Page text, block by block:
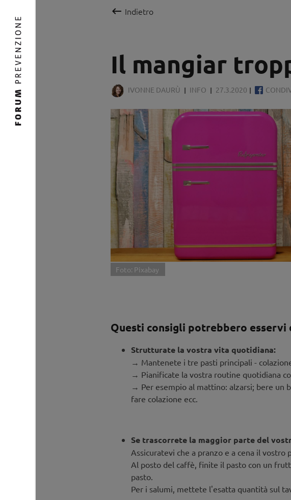
 Indietro
Il mangiar
IVONNE DAURÙ INFO 27.3.2020
Foto: Pixabay
Questi consigli potrebbero esservi
Strutturate la vostra vita quotidiana:
→ Mantenete i tre pasti principali -
→ Pianificate la vostra routine quotidiana
→ Per esempio al mattino: alzarsi; bere un
fare colazione ecc.
Se trascorrete la maggior parte del
Assicuratevi che a pranzo e a cena il
Al posto del caffè, finite il pasto con un
pasto.
Per i salumi, mettete l'esatta quantità sul